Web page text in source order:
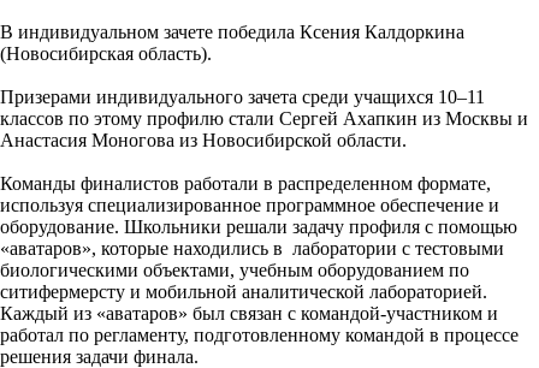
В индивидуальном зачете победила Ксения Калдоркина
(Новосибирская область).
Призерами индивидуального зачета среди учащихся 10–11
классов по этому профилю стали Сергей Ахапкин из Москвы и
Анастасия Моногова из Новосибирской области.
Команды финалистов работали в распределенном формате,
используя специализированное программное обеспечение и
оборудование. Школьники решали задачу профиля с помощью
«аватаров», которые находились в лаборатории с тестовыми
биологическими объектами, учебным оборудованием по
ситифермерсту и мобильной аналитической лабораторией.
Каждый из «аватаров» был связан с командой-участником и
работал по регламенту, подготовленному командой в процессе
решения задачи финала.